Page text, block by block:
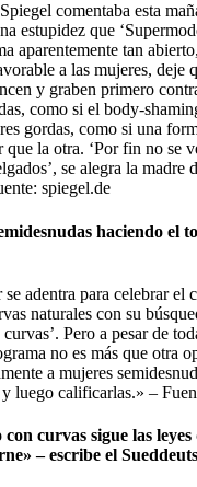
comentaba esta
estupidez que
aparentemente tan abierto,
a las mujeres, deje
y graben primero
como si el body-
gordas, como si una
la otra. ‘Por fin no se
se alegra la madre
spiegel.de
haciendo el
adentra para celebrar el
naturales con su
Pero a pesar de
no es más que otra
a mujeres
luego calificarlas.» –
curvas sigue las leyes
– escribe el